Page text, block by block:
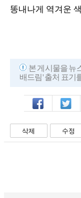
똥내나게 역겨운
본 게시물을 뉴
배드림' 출처 표기
페북 트윗
삭제 수정